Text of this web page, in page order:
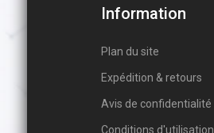
Information
Plan du site
Expédition & retours
Avis de confidentialité
Conditions d'utilisation